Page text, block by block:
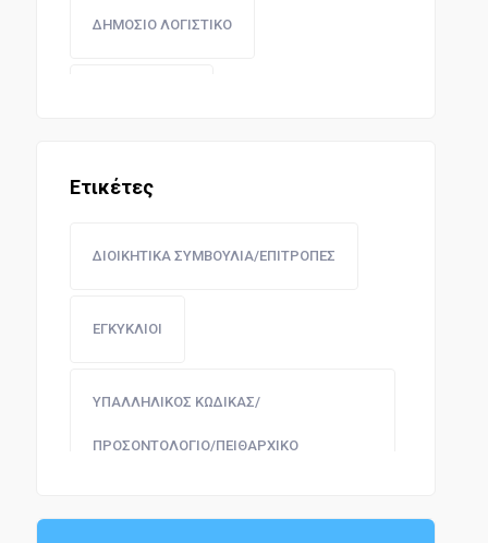
ΔΗΜΟΣΙΟ ΛΟΓΙΣΤΙΚΟ
Ετικέτες
ΔΙΟΙΚΗΤΙΚΑ ΣΥΜΒΟΥΛΙΑ/ΕΠΙΤΡΟΠΕΣ
ΕΓΚΥΚΛΙΟΙ
ΥΠΑΛΛΗΛΙΚΟΣ ΚΩΔΙΚΑΣ/
ΠΡΟΣΟΝΤΟΛΟΓΙΟ/ΠΕΙΘΑΡΧΙΚΟ
ΔΙΟΡΘΩΣΗ ΣΦΑΛΜΑΤΟΣ